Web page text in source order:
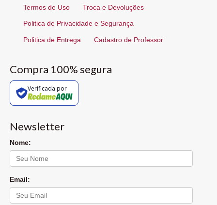
Termos de Uso Troca e Devoluções
Politica de Privacidade e Segurança
Politica de Entrega Cadastro de Professor
Compra 100% segura
Verificada por
Newsletter
Nome:
Email: